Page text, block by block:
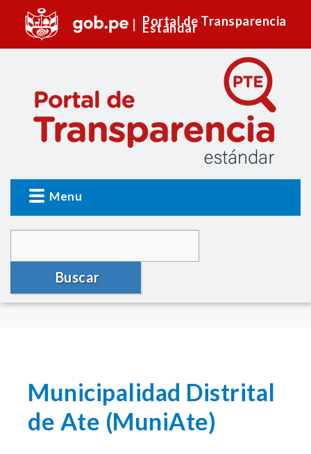
Portal de Transparencia
Estándar
Menu
Buscar
Municipalidad Distrital
de Ate (MuniAte)